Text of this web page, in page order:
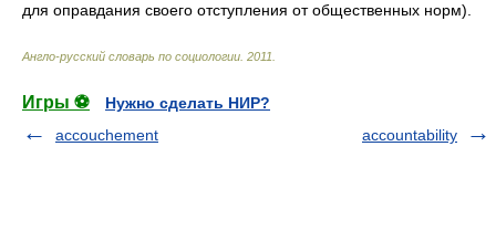
для оправдания своего отступления от общественных норм).
Англо-русский словарь по социологии 2011
Игры ⚽
Нужно сделать НИР?
accouchement
accountability